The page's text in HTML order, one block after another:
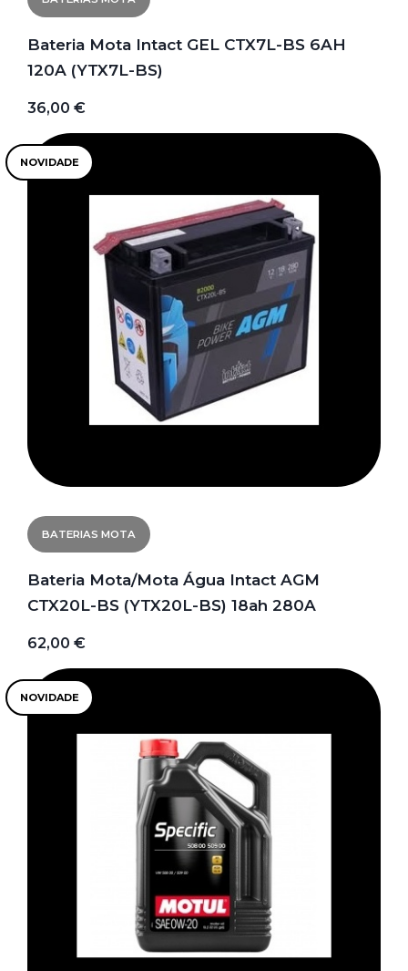
Bateria Mota Intact GEL CTX7L-BS 6AH
120A (YTX7L-BS)
36,00 €
NOVIDADE
BATERIAS MOTA
Bateria Mota/Mota Água Intact AGM
CTX20L-BS (YTX20L-BS) 18ah 280A
62,00 €
NOVIDADE